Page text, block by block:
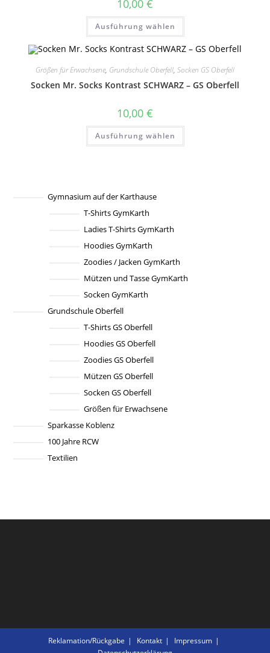
werden
10,00 €
Ausführung wählen
Dieses
weist
mehrere
Varianten
Die
Optionen
können
werden
Größen für Erwachsene, Grundschule Oberfell, Socken GS Oberfell
Socken Mr. Socks Kontrast SCHWARZ – GS Oberfell
10,00 €
Ausführung wählen
Dieses
weist
Gymnasium auf der Karthause
T-Shirts GymKarth
Ladies T-Shirts GymKarth
Hoodies GymKarth
Zoodies / Jacken GymKarth
Mützen und Tasse GymKarth
Socken GymKarth
Grundschule Oberfell
T-Shirts GS Oberfell
Hoodies GS Oberfell
Zoodies GS Oberfell
Mützen GS Oberfell
Socken GS Oberfell
Größen für Erwachsene
Sparkasse Koblenz
100 Jahre RCW
Textilien
Reklamation/Rückgabe Kontakt
Impressum